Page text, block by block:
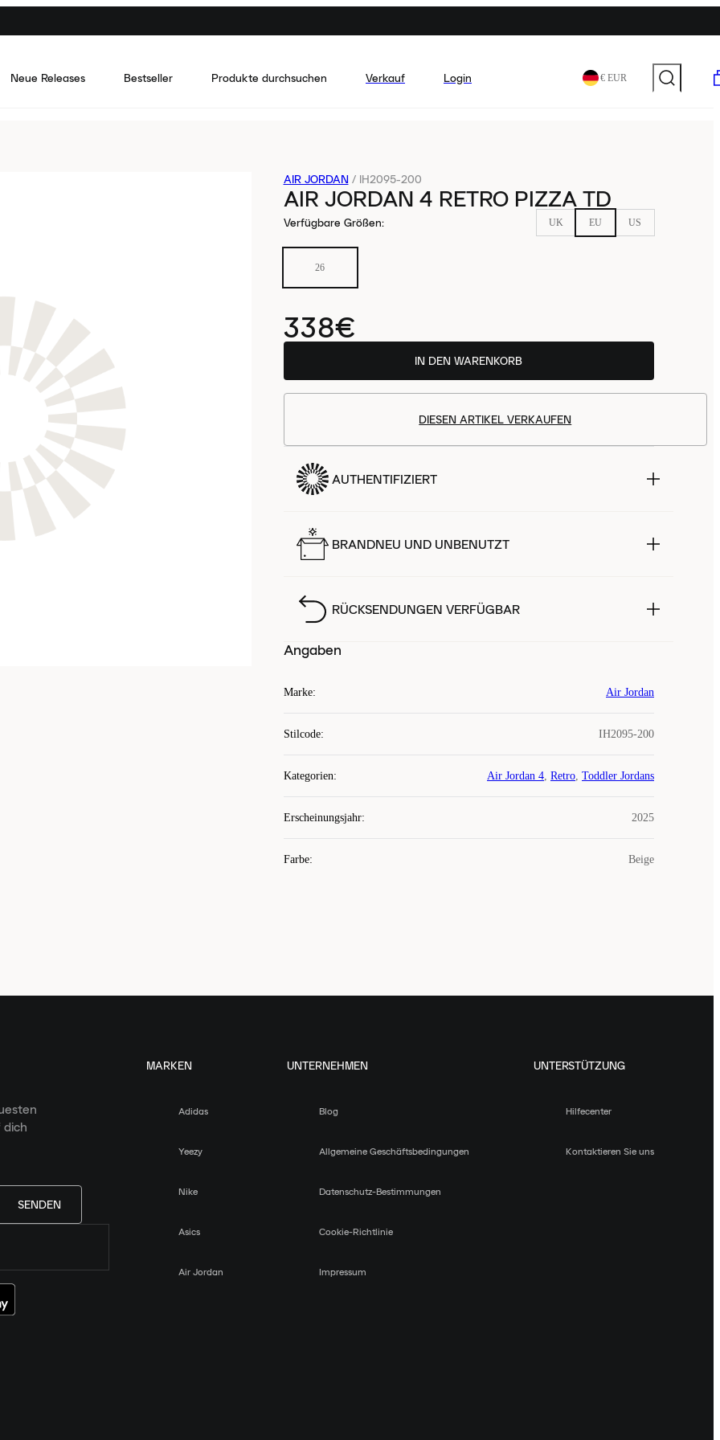
Neue Releases Bestseller Produkte durchsuchen Verkauf Login € EUR
AIR JORDAN / IH2095-200
AIR JORDAN 4 RETRO PIZZA TD
Verfügbare Größen: UK EU US
26
338€
IN DEN WARENKORB
DIESEN ARTIKEL VERKAUFEN
AUTHENTIFIZIERT
BRANDNEU UND UNBENUTZT
RÜCKSENDUNGEN VERFÜGBAR
Angaben
Marke: Air Jordan
Stilcode: IH2095-200
Kategorien: Air Jordan 4, Retro, Toddler Jordans
Erscheinungsjahr: 2025
Farbe: Beige
SENDEN
MARKEN
Adidas
Yeezy
Nike
Asics
Air Jordan
UNTERNEHMEN
Blog
Allgemeine Geschäftsbedingungen
Datenschutz-Bestimmungen
Cookie-Richtlinie
Impressum
UNTERSTÜTZUNG
Hilfecenter
Kontaktieren Sie uns